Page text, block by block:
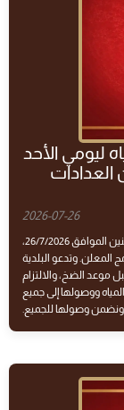
ليومي الأحد
العدادات
2026-07-26
تعلن بلدية الظاهرية عن برنامج ضخ المياه ليومي الأحد والإثنين الموافق 26/7/2026،
المعلن. وتدعو البلدية
موعد الضخ، والالتزام
ووصولها إلى جميع
ونضمن وصولها للجميع.